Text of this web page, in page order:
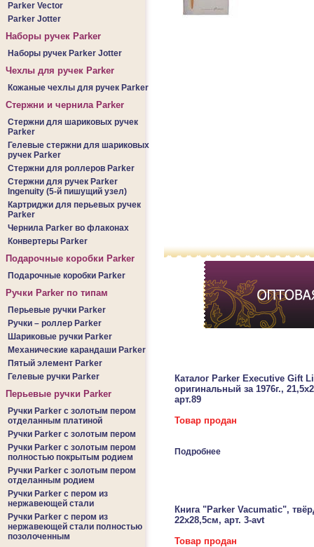
Parker Vector
Parker Jotter
Наборы ручек Parker
Наборы ручек Parker Jotter
Чехлы для ручек Parker
Кожаные чехлы для ручек Parker
Стержни и чернила Parker
Стержни для шариковых ручек
Parker
Гелевые стержни для шариковых
ручек Parker
Стержни для роллеров Parker
Стержни для ручек Parker
Ingenuity (5-й пишущий узел)
Картриджи для перьевых ручек
Parker
Чернила Parker во флаконах
Конвертеры Parker
Подарочные коробки Parker
Подарочные коробки Parker
Ручки Parker по типам
Перьевые ручки Parker
Ручки – роллер Parker
Шариковые ручки Parker
Механические карандаши Parker
Пятый элемент Parker
Гелевые ручки Parker
Перьевые ручки Parker
Ручки Parker c золотым пером
отделанным платиной
Ручки Parker c золотым пером
Ручки Parker c золотым пером
полностью покрытым родием
Ручки Parker c золотым пером
отделанным родием
Ручки Parker c пером из
нержавеющей стали
Ручки Parker c пером из
нержавеющей стали полностью
позолоченным
Каталог Parker Executive Gift
оригинальный за 1976г.,
арт.89
Товар продан
Подробнее
Книга "Parker Vacumatic",
22x28,5см, арт. 3-avt
Товар продан